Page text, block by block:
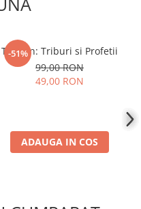
-51%
Tzolk'in: Triburi si Profetii
99,00 RON
49,00 RON
ADAUGA IN COS